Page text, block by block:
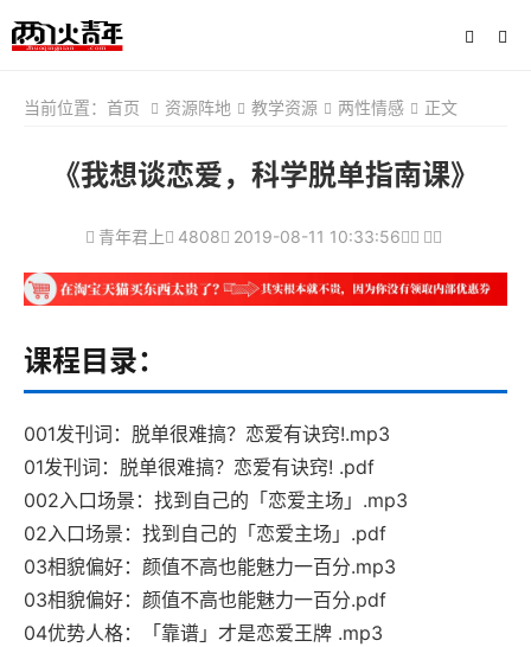
当前位置： 首页 资源阵地 教学资源 两性情感 正文
《我想谈恋爱，科学脱单指南课》
青年君上 4808 2019-08-11 10:33:56
课程目录：
001发刊词：脱单很难搞？恋爱有诀窍!.mp3
01发刊词：脱单很难搞？恋爱有诀窍! .pdf
002入口场景：找到自己的「恋爱主场」.mp3
02入口场景：找到自己的「恋爱主场」.pdf
03相貌偏好：颜值不高也能魅力一百分.mp3
03相貌偏好：颜值不高也能魅力一百分.pdf
04优势人格：「靠谱」才是恋爱王牌 .mp3